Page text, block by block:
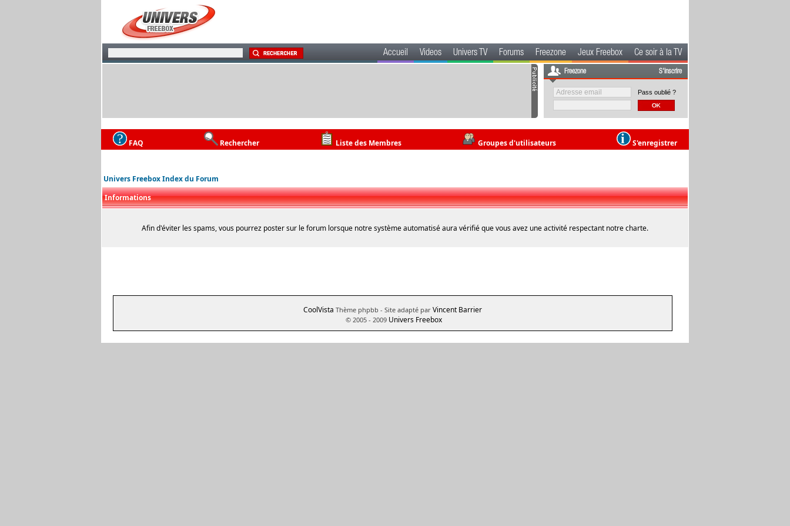
Accueil Videos Univers TV Forums Freezone Jeux Freebox Ce soir à la TV
Freezone S'inscrire
Pass oublié ?
FAQ Rechercher Liste des Membres Groupes d'utilisateurs S'enregistrer
Univers Freebox Index du Forum
Informations
Afin d'éviter les spams, vous pourrez poster sur le forum lorsque notre système automatisé aura vérifié que vous avez une activité respectant notre charte.
CoolVista Thème phpbb - Site adapté par Vincent Barrier
© 2005 - 2009 Univers Freebox